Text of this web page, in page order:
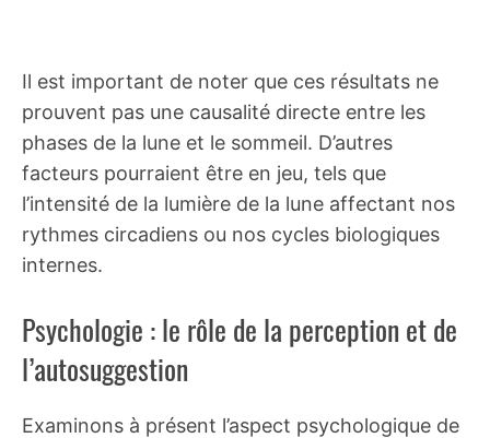
Il est important de noter que ces résultats ne
prouvent pas une causalité directe entre les
phases de la lune et le sommeil. D’autres
facteurs pourraient être en jeu, tels que
l’intensité de la lumière de la lune affectant nos
rythmes circadiens ou nos cycles biologiques
internes.
Psychologie : le rôle de la perception et de
l’autosuggestion
Examinons à présent l’aspect psychologique de